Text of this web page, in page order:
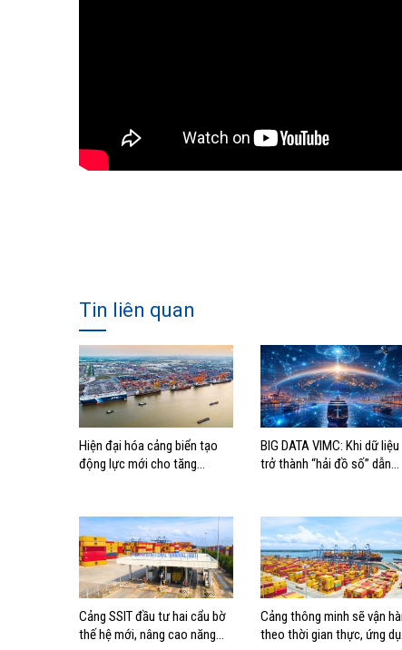
Tin liên quan
Hiện đại hóa cảng biển tạo
động lực mới cho tăng
BIG DATA VIMC: Khi dữ liệu
trở thành “hải đồ số” dẫn
Cảng SSIT đầu tư hai cẩu bờ
thế hệ mới, nâng cao năng
Cảng thông minh sẽ vận
theo thời gian thực, ứng